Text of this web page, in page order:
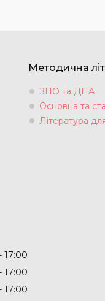
Методична
ЗНО та ДПА
Основна та
Література
17:00
17:00
17:00